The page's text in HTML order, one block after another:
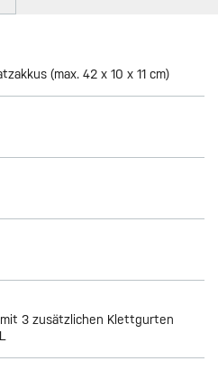
(max. 42 x 10 x 11 cm)
mit 3 zusätzlichen Klettgurten